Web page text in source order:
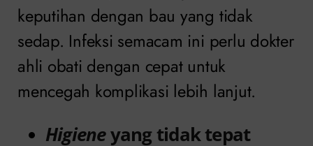
keputihan dengan bau yang tidak
sedap. Infeksi semacam ini perlu dokter
ahli obati dengan cepat untuk
mencegah komplikasi lebih lanjut.
Higieneyang tidak tepat